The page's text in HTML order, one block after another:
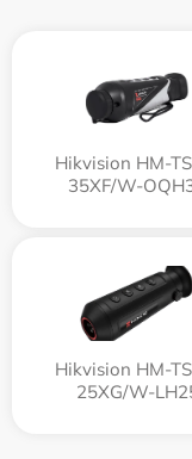
Hikvision HM-
35XF/W-
Hikvision HM-
25XG/W-